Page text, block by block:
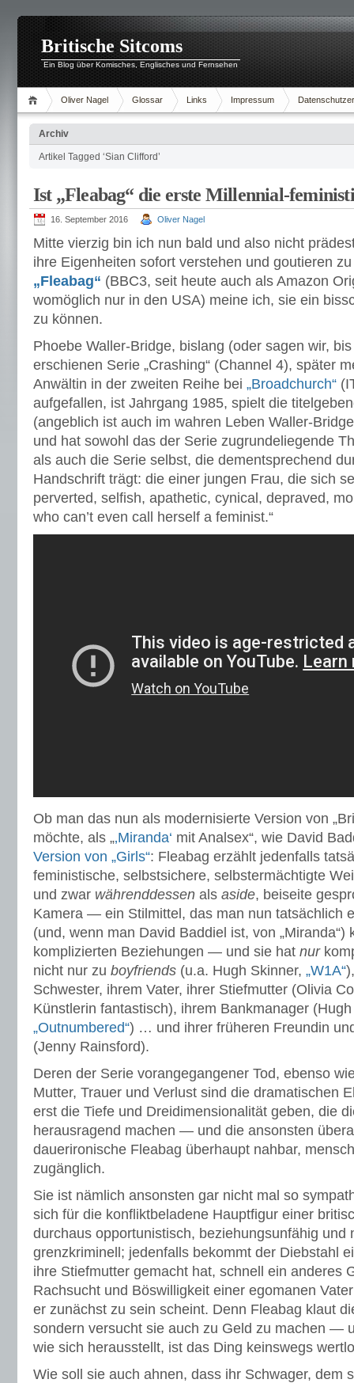
Britische Sitcoms
Ein Blog über Komisches, Englisches und Fernsehen
Oliver Nagel Glossar Links Impressum
Archiv
Artikel Tagged ‘Sian Clifford’
Ist „Fleabag“ die erste Millennial-
16. September 2016 Oliver Nagel
Mitte vierzig bin ich nun bald und also nicht
ihre Eigenheiten sofort verstehen und goutieren
„Fleabag“ (BBC3, seit heute auch als Amazon
womöglich nur in den USA) meine ich, sie ein
zu können.
Phoebe Waller-Bridge, bislang (oder sagen wir,
erschienen Serie „Crashing“ (Channel 4), später
Anwältin in der zweiten Reihe bei „Broadchurch“
aufgefallen, ist Jahrgang 1985, spielt die
(angeblich ist auch im wahren Leben Waller-
und hat sowohl das der Serie zugrundeliegende
als auch die Serie selbst, die dementsprechend
Handschrift trägt: die einer jungen Frau, die sich
perverted, selfish, apathetic, cynical, depraved,
who can’t even call herself a feminist.“
Ob man das nun als modernisierte Version von
möchte, als „‚Miranda‘ mit Analsex“, wie David
Version von „Girls“: Fleabag erzählt jedenfalls
feministische, selbstsichere, selbstermächtigte
und zwar währenddessen als aside, beiseite
Kamera — ein Stilmittel, das man nun tatsächlich
(und, wenn man David Baddiel ist, von „Miranda“)
komplizierten Beziehungen — und sie hat nur
nicht nur zu boyfriends (u.a. Hugh Skinner, „W1A“
Schwester, ihrem Vater, ihrer Stiefmutter (Olivia
Künstlerin fantastisch), ihrem Bankmanager
„Outnumbered“) … und ihrer früheren Freundin
(Jenny Rainsford).
Deren der Serie vorangegangener Tod, ebenso
Mutter, Trauer und Verlust sind die dramatischen
erst die Tiefe und Dreidimensionalität geben, die
herausragend machen — und die ansonsten
dauerironische Fleabag überhaupt nahbar,
zugänglich.
Sie ist nämlich ansonsten gar nicht mal so
sich für die konfliktbeladene Hauptfigur einer
durchaus opportunistisch, beziehungsunfähig und
grenzkriminell; jedenfalls bekommt der Diebstahl
ihre Stiefmutter gemacht hat, schnell ein anderes
Rachsucht und Böswilligkeit einer egomanen
er zunächst zu sein scheint. Denn Fleabag klaut
sondern versucht sie auch zu Geld zu machen —
wie sich herausstellt, ist das Ding keinswegs
Wie soll sie auch ahnen, dass ihr Schwager, dem